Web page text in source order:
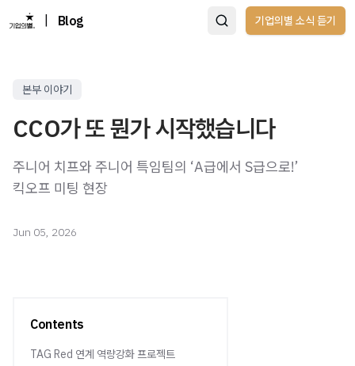
Blog 기업의별 소식 듣기
본부 이야기
CCO가 또 뭔가 시작했습니다
주니어 치프와 주니어 특임팀의 ‘A급에서 S급으로!’
킥오프 미팅 현장
Jun 05, 2026
Contents
TAG Red 연계 역량강화 프로젝트